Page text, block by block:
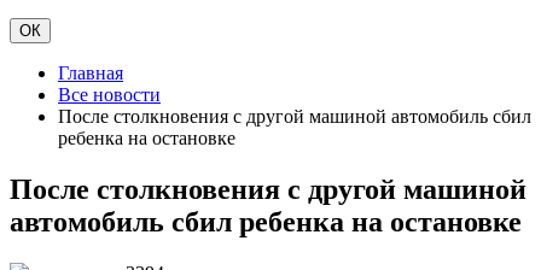
ОК
Главная
Все новости
После столкновения с другой машиной автомобиль сбил
ребенка на остановке
После столкновения с другой машиной
автомобиль сбил ребенка на остановке